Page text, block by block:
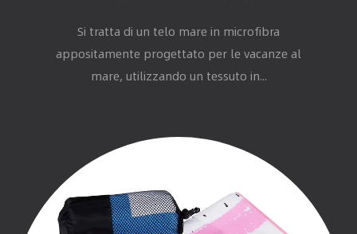
Si tratta di un telo mare in microfibra
appositamente progettato per le vacanze al
mare, utilizzando un tessuto in...